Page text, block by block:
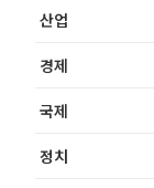
산업
경제
국제
정치